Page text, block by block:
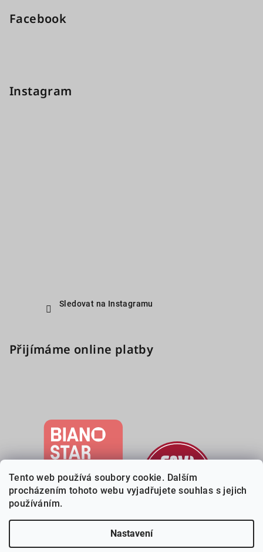
Tento web používá soubory cookie. Dalším
procházením tohoto webu vyjadřujete souhlas s jejich
používáním.
Nastavení
Facebook
Instagram
Sledovat na Instagramu
Přijímáme online platby